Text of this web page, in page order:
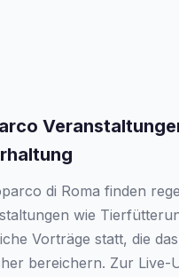
di Roma finden
wie
Vorträge statt, die
bereichern. Zur Live-